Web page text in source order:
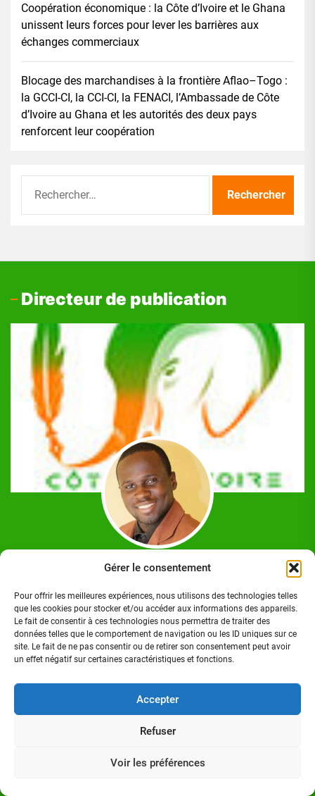
Gérer le consentement
Pour offrir les meilleures expériences, nous utilisons des technologies telles
que les cookies pour stocker et/ou accéder aux informations des appareils.
Le fait de consentir à ces technologies nous permettra de traiter des
données telles que le comportement de navigation ou les ID uniques sur ce
site. Le fait de ne pas consentir ou de retirer son consentement peut avoir
un effet négatif sur certaines caractéristiques et fonctions.
Accepter
Refuser
Voir les préférences
Coopération économique : la Côte d’Ivoire et le Ghana
unissent leurs forces pour lever les barrières aux
échanges commerciaux
Blocage des marchandises à la frontière Aflao–Togo :
la GCCI-CI, la CCI-CI, la FENACI, l’Ambassade de Côte
d’Ivoire au Ghana et les autorités des deux pays
renforcent leur coopération
Directeur de publication
Josué Koffi
titulaire d'un Master en communication option Journalisme
à l'Institut Polytechnique des Sciences et Techniques de la
Communication (ISTC-P), à Abidjan/Cocody. Homme de
médias.
Suivez-nous sur: